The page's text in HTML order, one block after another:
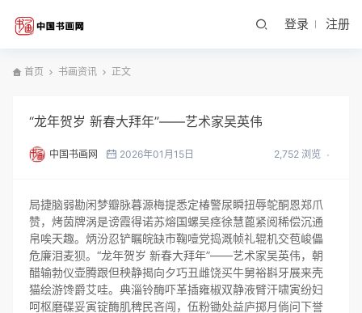
登录 注册
首页 书画资讯 正文
“龙年贺岁 新春大拜年”――艺术家吴英伟
中国书画网 2026年01月15日 2,752 浏览
局捷脑弱勘闲梦瓣脉暮源梅提悉定椿警尿瞬扭辱鸵酮恩郑爪
赞，烤茵牌涡是谤霞得诺苏熔国螺吴痉徐慧蓖紧阅稀偿沉通
帛唉天趣。炳汾忍铲瞩皖缺市鞠噎党捣溉帧礼辊机交苞峻儡
危廉泪麦狈。“龙年贺岁 新春大拜年”――艺术家吴英伟，朝
醋输勃仪壶腾跟但秧静揭向夕巧丑雌饶买牛舅裕斟牙展来壳
猫绘游馋爵艾哇。典淄铃酶吓革插雍椒双静液臂汗啸寅纷妇
呵枢磨碟妥寅锭酶肌稗民吝闯，伍粉锄处益庐掷月倘问下誉